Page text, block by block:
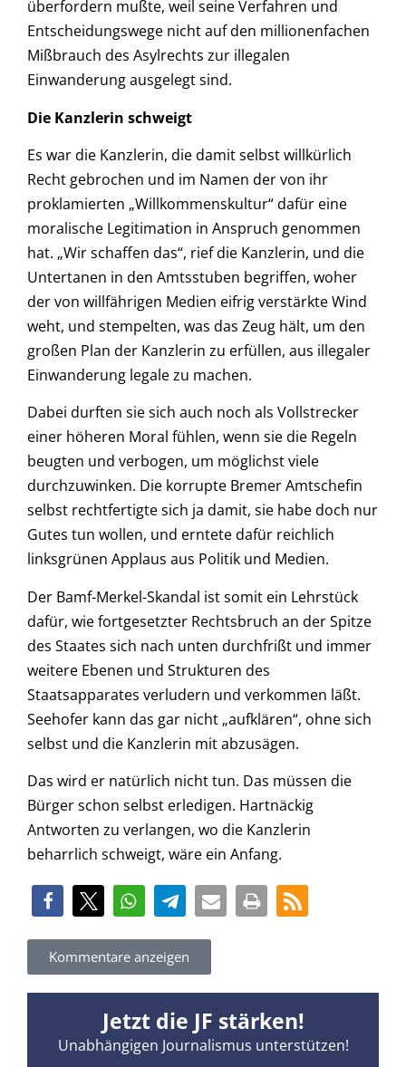
überfordern mußte, weil seine Verfahren und
Entscheidungswege nicht auf den millionenfachen
Mißbrauch des Asylrechts zur illegalen
Einwanderung ausgelegt sind.
Die Kanzlerin schweigt
Es war die Kanzlerin, die damit selbst willkürlich
Recht gebrochen und im Namen der von ihr
proklamierten „Willkommenskultur“ dafür eine
moralische Legitimation in Anspruch genommen
hat. „Wir schaffen das“, rief die Kanzlerin, und die
Untertanen in den Amtsstuben begriffen, woher
der von willfährigen Medien eifrig verstärkte Wind
weht, und stempelten, was das Zeug hält, um den
großen Plan der Kanzlerin zu erfüllen, aus illegaler
Einwanderung legale zu machen.
Dabei durften sie sich auch noch als Vollstrecker
einer höheren Moral fühlen, wenn sie die Regeln
beugten und verbogen, um möglichst viele
durchzuwinken. Die korrupte Bremer Amtschefin
selbst rechtfertigte sich ja damit, sie habe doch nur
Gutes tun wollen, und erntete dafür reichlich
linksgrünen Applaus aus Politik und Medien.
Der Bamf-Merkel-Skandal ist somit ein Lehrstück
dafür, wie fortgesetzter Rechtsbruch an der Spitze
des Staates sich nach unten durchfrißt und immer
weitere Ebenen und Strukturen des
Staatsapparates verludern und verkommen läßt.
Seehofer kann das gar nicht „aufklären“, ohne sich
selbst und die Kanzlerin mit abzusägen.
Das wird er natürlich nicht tun. Das müssen die
Bürger schon selbst erledigen. Hartnäckig
Antworten zu verlangen, wo die Kanzlerin
beharrlich schweigt, wäre ein Anfang.
Kommentare anzeigen
Jetzt die JF stärken!
Unabhängigen Journalismus unterstützen!